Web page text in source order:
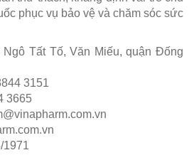
phục vụ bảo vệ và chăm sóc sức
Tất Tố, Văn Miếu, quận Đống
3151
3665
1971